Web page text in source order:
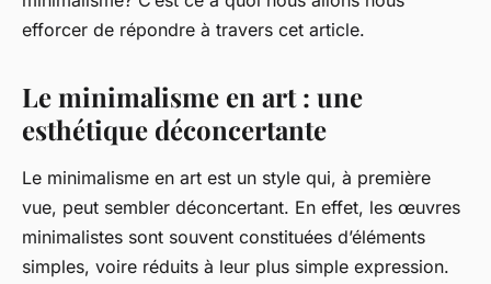
efforcer de répondre à travers cet article.
Le minimalisme en art : une
esthétique déconcertante
Le minimalisme en art est un style qui, à première
vue, peut sembler déconcertant. En effet, les œuvres
minimalistes sont souvent constituées d’éléments
simples, voire réduits à leur plus simple expression.